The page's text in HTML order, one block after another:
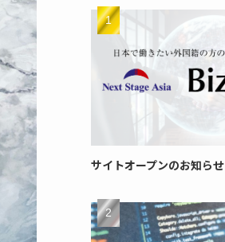
サイトオープンのお知らせ